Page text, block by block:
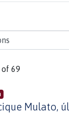
69
Mulato,